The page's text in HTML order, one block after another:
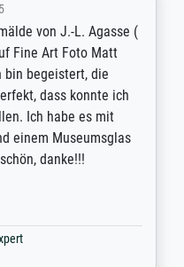
irréprochable.
des thèmes
des
réajustement des
clientèle parfaite.
sans aucun
toute l'équipe ! Hervé